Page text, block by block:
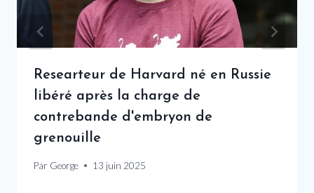
Researteur de Harvard né en Russie
libéré après la charge de
contrebande d'embryon de
grenouille
Par George 13 juin 2025